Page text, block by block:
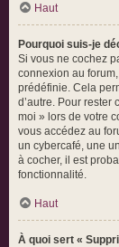
Haut
Pourquoi suis-je
Si vous ne cochez
connexion au
prédéfinie. Cela
d’autre. Pour rester
moi » lors de votre
vous accédez au
un cybercafé, une
à cocher, il est
fonctionnalité.
Haut
À quoi sert «